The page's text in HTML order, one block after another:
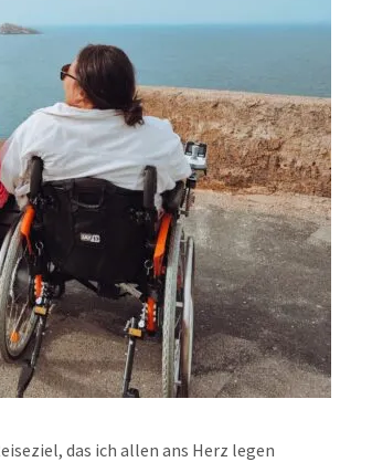
das ich allen ans Herz legen